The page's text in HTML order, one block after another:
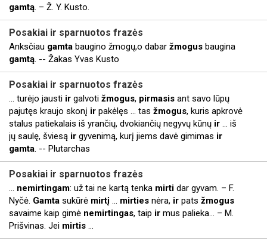
gamtą. – Ž. Y. Kusto.
Posakiai ir sparnuotos frazės
Anksčiau gamta baugino žmogų,o dabar žmogus baugina
gamtą. -- Žakas Yvas Kusto
Posakiai ir sparnuotos frazės
... turėjo jausti ir galvoti žmogus, pirmasis ant savo lūpų
pajutęs kraujo skonį ir pakėlęs ... tas žmogus, kuris apkrovė
stalus patiekalais iš yrančių, dvokiančių negyvų kūnų ir ... iš
jų saulę, šviesą ir gyvenimą, kurį jiems davė gimimas ir
gamta. -- Plutarchas
Posakiai ir sparnuotos frazės
... nemirtingam: už tai ne kartą tenka mirti dar gyvam. – F.
Nyčė. Gamta sukūrė mirtį ... mirties nėra, ir pats žmogus
savaime kaip gimė nemirtingas, taip ir mus palieka… – M.
Prišvinas. Jei mirtis ...